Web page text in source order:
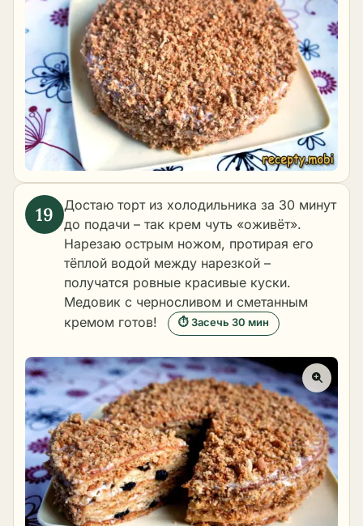
Достаю торт из холодильника за 30 минут
до подачи – так крем чуть «оживёт».
Нарезаю острым ножом, протирая его
тёплой водой между нарезкой –
получатся ровные красивые куски.
Медовик с черносливом и сметанным
кремом готов!
⏱ Засечь 30 мин